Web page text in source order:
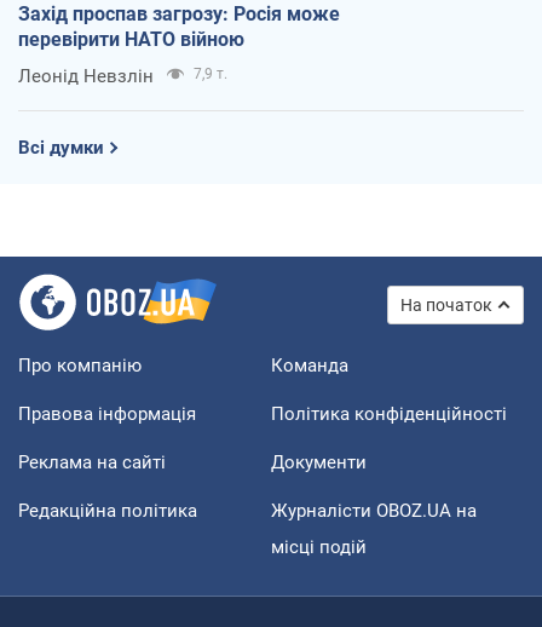
Захід проспав загрозу: Росія може
перевірити НАТО війною
Леонід Невзлін 7,9 т.
Всі думки
На початок
Про компанію Команда
Правова інформація Політика конфіденційності
Реклама на сайті Документи
Редакційна політика
Журналісти OBOZ.UA на
місці подій